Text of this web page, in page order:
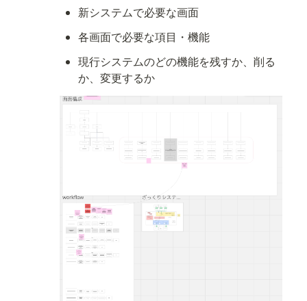
新システムで必要な画面
各画面で必要な項目・機能
現行システムのどの機能を残すか、削る
か、変更するか